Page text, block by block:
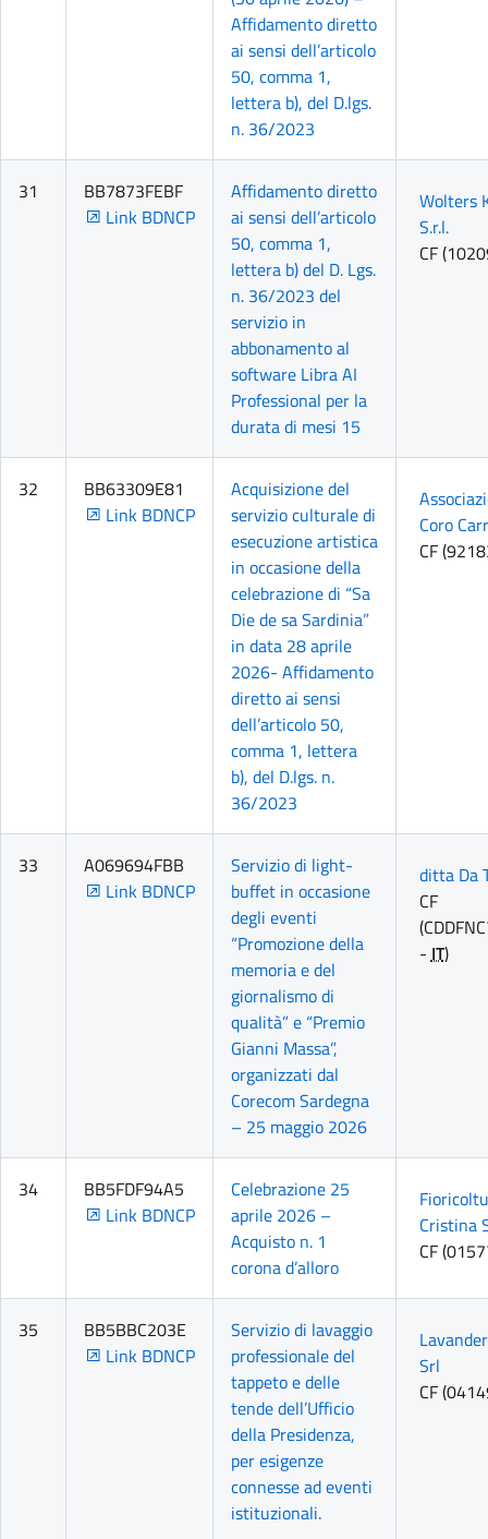
Affidamento diretto
ai sensi dell’articolo
50, comma 1,
lettera b), del D.lgs.
n. 36/2023
31
BB7873FEBF
Link BDNCP
Affidamento diretto
ai sensi dell’articolo
50, comma 1,
lettera b) del D. Lgs.
n. 36/2023 del
servizio in
abbonamento al
software Libra AI
Professional per la
durata di mesi 15
Wolters
S.r.l.
CF
32
BB63309E81
Link BDNCP
Acquisizione del
servizio culturale di
esecuzione artistica
in occasione della
celebrazione di “Sa
Die de sa Sardinia”
in data 28 aprile
2026- Affidamento
diretto ai sensi
dell’articolo 50,
comma 1, lettera
b), del D.lgs. n.
36/2023
Coro
CF
33
A069694FBB
Link BDNCP
Servizio di light-
buffet in occasione
degli eventi
“Promozione della
memoria e del
giornalismo di
qualità” e “Premio
Gianni Massa”,
organizzati dal
Corecom Sardegna
– 25 maggio 2026
ditta Da
CF
-IT)
34
BB5FDF94A5
Link BDNCP
Celebrazione 25
aprile 2026 –
Acquisto n. 1
corona d’alloro
Cristina
CF
35
BB5BBC203E
Link BDNCP
Servizio di lavaggio
professionale del
tappeto e delle
tende dell’Ufficio
della Presidenza,
per esigenze
connesse ad eventi
istituzionali.
Srl
CF